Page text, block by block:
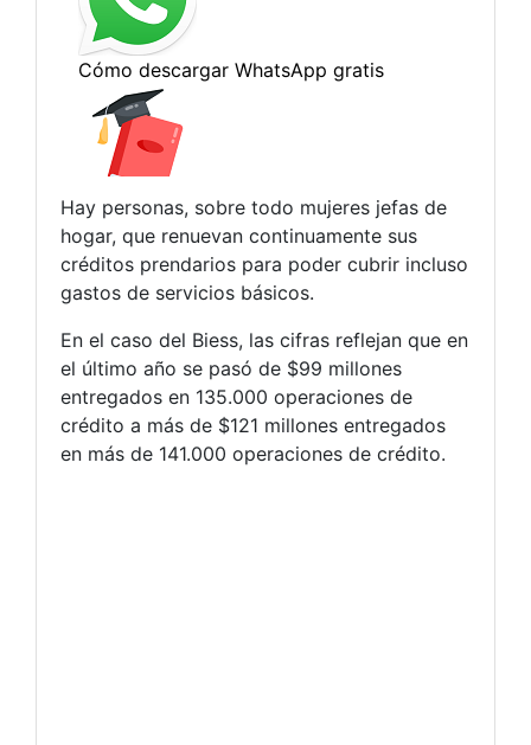
Hay personas, sobre todo mujeres jefas de
hogar, que renuevan continuamente sus
créditos prendarios para poder cubrir incluso
gastos de servicios básicos.
En el caso del Biess, las cifras reflejan que en
el último año se pasó de $99 millones
entregados en 135.000 operaciones de
crédito a más de $121 millones entregados
en más de 141.000 operaciones de crédito.